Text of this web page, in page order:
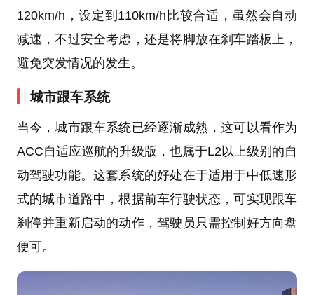
120km/h，设定到110km/h比较合适，虽然会自动
减速，不过安全考虑，还是将脚放在刹车踏板上，
避免突发情况的发生。
城市跟车系统
当今，城市跟车系统已经逐渐成熟，这可以看作为
ACC自适应巡航的升级版，也属于L2以上级别的自
动驾驶功能。这套系统的好处在于适用于中低速形
式的城市道路中，根据前车行驶状态，可实现跟车
刹停并重新启动的动作，驾驶员只需控制好方向盘
便可。